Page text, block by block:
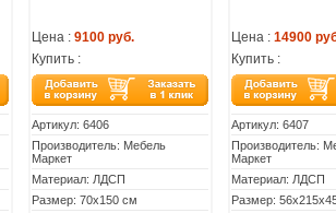
Цена : 9100 руб.
Купить :
Артикул: 6406
Производитель: Мебель
Маркет
Материал: ЛДСП
Размер: 70х150 см
Цена : 14900
Купить :
Артикул: 6407
Производитель:
Маркет
Материал: ЛДСП
Размер: